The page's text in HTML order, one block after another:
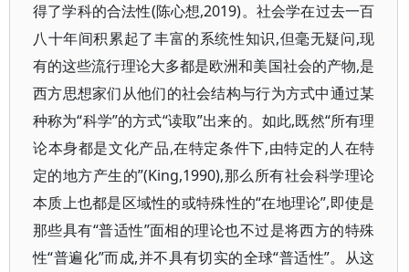
得了学科的合法性(陈心想,2019)。社会学在过去一百
八十年间积累起了丰富的系统性知识,但毫无疑问,现
有的这些流行理论大多都是欧洲和美国社会的产物,是
西方思想家们从他们的社会结构与行为方式中通过某
种称为“科学”的方式“读取”出来的。如此,既然“所有理
论本身都是文化产品,在特定条件下,由特定的人在特
定的地方产生的”(King,1990),那么所有社会科学理论
本质上也都是区域性的或特殊性的“在地理论”,即使是
那些具有“普适性”面相的理论也不过是将西方的特殊
性“普遍化”而成,并不具有切实的全球“普适性”。从这